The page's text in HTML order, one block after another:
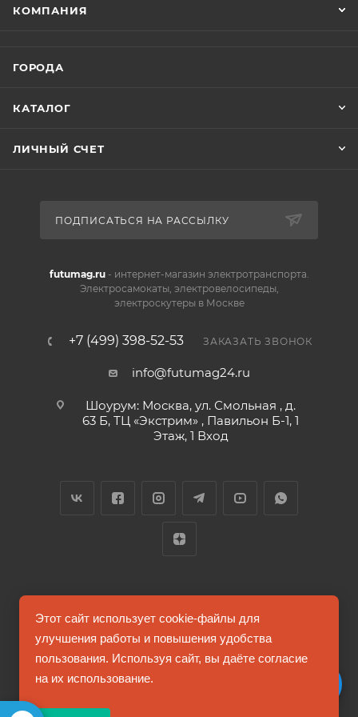
КОМПАНИЯ
ГОРОДА
КАТАЛОГ
ЛИЧНЫЙ СЧЕТ
ПОДПИСАТЬСЯ НА РАССЫЛКУ
futumag.ru- интернет-магазин электротранспорта.
Электросамокаты, электровелосипеды,
электроскутеры в Москве
+7 (499) 398-52-53 ЗАКАЗАТЬ ЗВОНОК
info@futumag24.ru
Шоурум: Москва, ул. Смольная , д.
63 Б, ТЦ «Экстрим» , Павильон Б-1, 1
Этаж, 1 Вход
2026 © FUTUMAG.RU
Информация на сайте не является публичной офертой
Этот сайт использует cookie-файлы для
улучшения работы и повышения удобства
пользования. Используя сайт, вы даёте согласие
на их использование.